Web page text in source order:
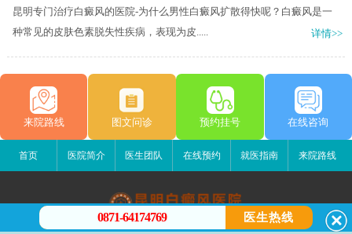
昆明专门治疗白癜风的医院-为什么男性白癜风扩散得快呢？白癜风是一
种常见的皮肤色素脱失性疾病，表现为皮.....
详情>>
来院路线 图文问诊 预约挂号 在线咨询
首页 医院简介 医生团队 在线预约 就医指南 来院路线
0871-64174769 医生热线